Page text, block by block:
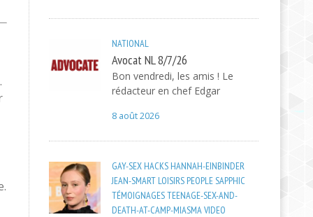
NATIONAL
Avocat NL 8/7/26
Bon vendredi, les amis ! Le
rédacteur en chef Edgar
8 août 2026
GAY-SEX HACKS HANNAH-EINBINDER
JEAN-SMART LOISIRS PEOPLESAPPHIC
TÉMOIGNAGESTEENAGE-SEX-AND-
DEATH-AT-CAMP-MIASMAVIDEO